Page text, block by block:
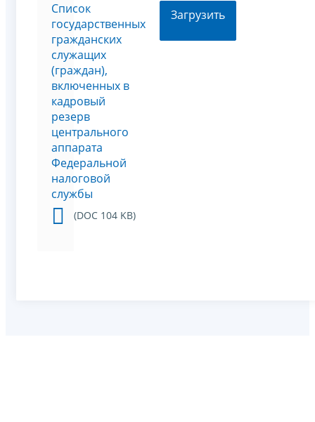
Список
государственных
гражданских
служащих
(граждан),
включенных в
кадровый
резерв
центрального
аппарата
Федеральной
налоговой
службы
(DOC 104 KB)
Загрузить